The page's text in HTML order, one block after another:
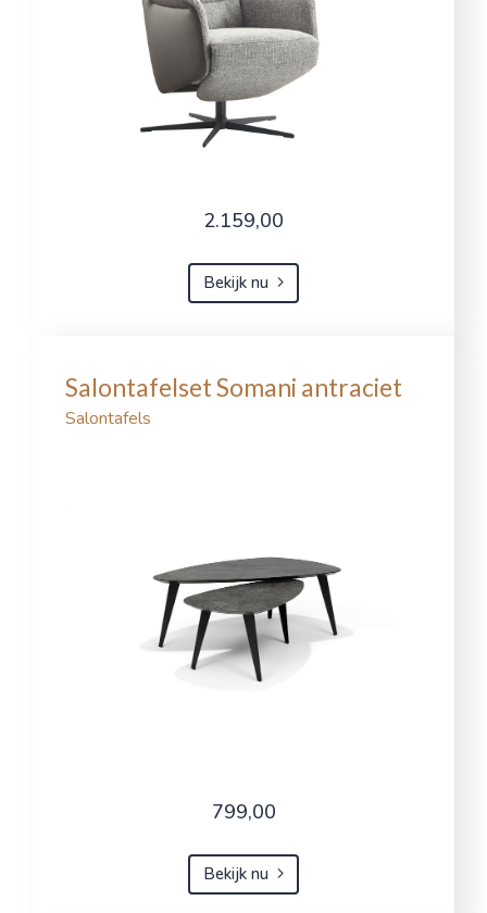
2.159,00
Bekijk nu
Salontafelset Somani antraciet
Salontafels
799,00
Bekijk nu